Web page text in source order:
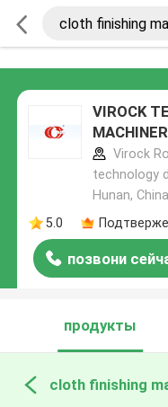
VIROCK
Virock
technology
Hunan,
5.0
позвони
продукты